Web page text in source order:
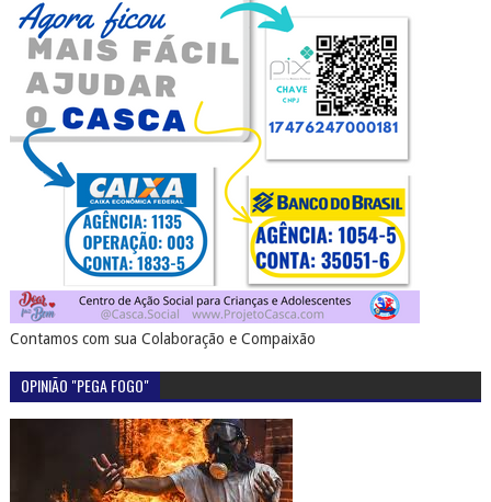
Contamos com sua Colaboração e Compaixão
OPINIÃO "PEGA FOGO"